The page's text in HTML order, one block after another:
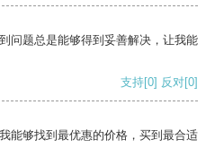
问题总是能够得到妥善解决，让我能
支持[0] 反对[0]
能够找到最优惠的价格，买到最合适